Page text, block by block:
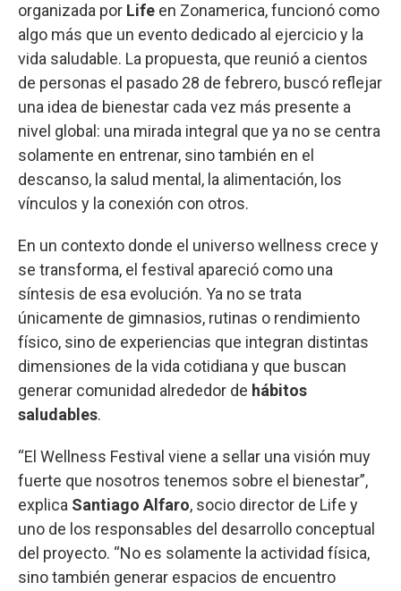
organizada por Life en Zonamerica, funcionó como
algo más que un evento dedicado al ejercicio y la
vida saludable. La propuesta, que reunió a cientos
de personas el pasado 28 de febrero, buscó reflejar
una idea de bienestar cada vez más presente a
nivel global: una mirada integral que ya no se centra
solamente en entrenar, sino también en el
descanso, la salud mental, la alimentación, los
vínculos y la conexión con otros.
En un contexto donde el universo wellness crece y
se transforma, el festival apareció como una
síntesis de esa evolución. Ya no se trata
únicamente de gimnasios, rutinas o rendimiento
físico, sino de experiencias que integran distintas
dimensiones de la vida cotidiana y que buscan
generar comunidad alrededor de hábitos
saludables.
“El Wellness Festival viene a sellar una visión muy
fuerte que nosotros tenemos sobre el bienestar”,
explica Santiago Alfaro, socio director de Life y
uno de los responsables del desarrollo conceptual
del proyecto. “No es solamente la actividad física,
sino también generar espacios de encuentro